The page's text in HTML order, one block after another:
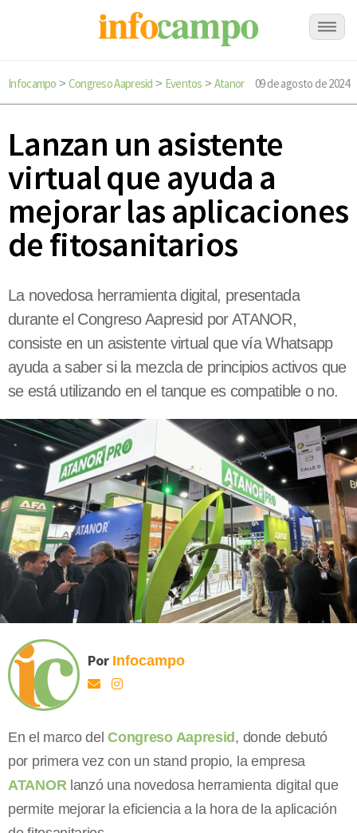
Infocampo > Congreso Aapresid > Eventos > Atanor 09 de agosto de 2024
Lanzan un asistente
virtual que ayuda a
mejorar las aplicaciones
de fitosanitarios
La novedosa herramienta digital, presentada
durante el Congreso Aapresid por ATANOR,
consiste en un asistente virtual que vía Whatsapp
ayuda a saber si la mezcla de principios activos que
se está utilizando en el tanque es compatible o no.
Por Infocampo
En el marco delCongreso Aapresid, donde debutó
por primera vez con un stand propio, la empresa
ATANOR lanzó una novedosa herramienta digital que
permite mejorar la eficiencia a la hora de la aplicación